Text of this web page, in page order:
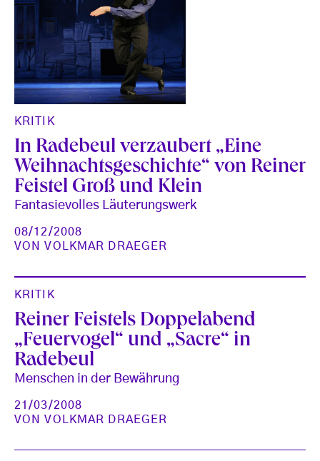
KRITIK
In Radebeul verzaubert „Eine
Weihnachtsgeschichte“ von Reiner
Feistel Groß und Klein
Fantasievolles Läuterungswerk
08/12/2008
VONVOLKMAR DRAEGER
KRITIK
Reiner Feistels Doppelabend
„Feuervogel“ und „Sacre“ in
Radebeul
Menschen in der Bewährung
21/03/2008
VONVOLKMAR DRAEGER